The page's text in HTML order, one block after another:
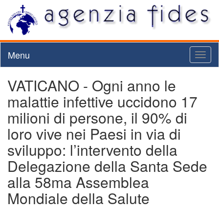
Menu
VATICANO - Ogni anno le
malattie infettive uccidono 17
milioni di persone, il 90% di
loro vive nei Paesi in via di
sviluppo: l’intervento della
Delegazione della Santa Sede
alla 58ma Assemblea
Mondiale della Salute